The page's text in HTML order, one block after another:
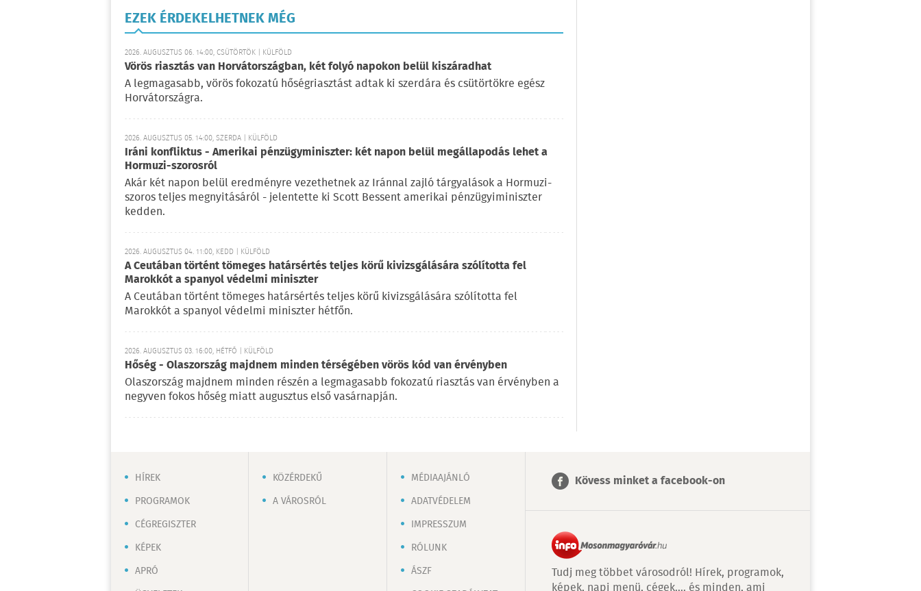
EZEK ÉRDEKELHETNEK MÉG
2026. AUGUSZTUS 06. 14:00, CSÜTÖRTÖK | KÜLFÖLD
Vörös riasztás van Horvátországban, két folyó napokon belül kiszáradhat
A legmagasabb, vörös fokozatú hőségriasztást adtak ki szerdára és csütörtökre egész
Horvátországra.
2026. AUGUSZTUS 05. 14:00, SZERDA | KÜLFÖLD
Iráni konfliktus - Amerikai pénzügyminiszter: két napon belül megállapodás lehet a
Hormuzi-szorosról
Akár két napon belül eredményre vezethetnek az Iránnal zajló tárgyalások a Hormuzi-
szoros teljes megnyitásáról - jelentette ki Scott Bessent amerikai pénzügyiminiszter
kedden.
2026. AUGUSZTUS 04. 11:00, KEDD | KÜLFÖLD
A Ceutában történt tömeges határsértés teljes körű kivizsgálására szólította fel
Marokkót a spanyol védelmi miniszter
A Ceutában történt tömeges határsértés teljes körű kivizsgálására szólította fel
Marokkót a spanyol védelmi miniszter hétfőn.
2026. AUGUSZTUS 03. 16:00, HÉTFŐ | KÜLFÖLD
Hőség - Olaszország majdnem minden térségében vörös kód van érvényben
Olaszország majdnem minden részén a legmagasabb fokozatú riasztás van érvényben a
negyven fokos hőség miatt augusztus első vasárnapján.
HÍREK
PROGRAMOK
CÉGREGISZTER
KÉPEK
APRÓ
KÖZÉRDEKŰ
A VÁROSRÓL
MÉDIAAJÁNLÓ
ADATVÉDELEM
IMPRESSZUM
RÓLUNK
ÁSZF
Kövess minket a facebook-on
Tudj meg többet városodról! Hírek, programok,